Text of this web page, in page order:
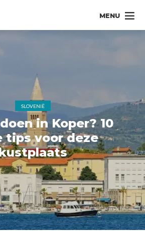
MENU
SLOVENIË
in Koper? 10
tips voor deze